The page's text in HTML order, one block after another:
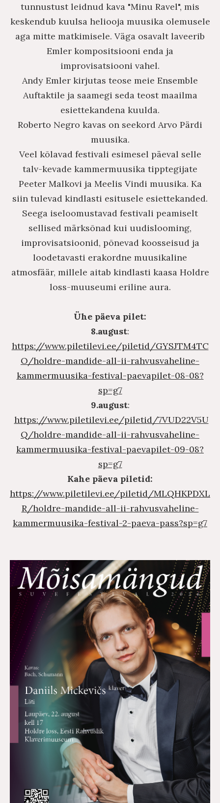
tunnustust leidnud kava "Minu Ravel", mis
keskendub kuulsa heliooja muusika olemusele
aga mitte matkimisele. Väga osavalt laveerib
Emler kompositsiooni enda ja
improvisatsiooni vahel.
Andy Emler kirjutas teose meie Ensemble
Auftaktile ja saamegi seda teost maailma
esiettekandena kuulda.
Roberto Negro kavas on seekord Arvo Pärdi
muusika.
Veel kõlavad festivali esimesel päeval selle
talv-kevade kammermuusika tipptegijate
Peeter Malkovi ja Meelis Vindi muusika. Ka
siin tulevad kindlasti esitusele esiettekanded.
Seega iseloomustavad festivali peamiselt
sellised märksõnad kui uudislooming,
improvisatsioonid, põnevad koosseisud ja
loodetavasti erakordne muusikaline
atmosfäär, millele aitab kindlasti kaasa Holdre
loss-muuseumi eriline aura.
Ühe päeva pilet:
8.august:
https://www.piletilevi.ee/piletid/GYSJTM4TC
O/holdre-mandide-all-ii-rahvusvaheline-
kammermuusika-festival-paevapilet-08-08?
sp=g7
9.august:
https://www.piletilevi.ee/piletid/7VUD22V5U
Q/holdre-mandide-all-ii-rahvusvaheline-
kammermuusika-festival-paevapilet-09-08?
sp=g7
Kahe päeva piletid:
https://www.piletilevi.ee/piletid/MLQHKPDXL
R/holdre-mandide-all-ii-rahvusvaheline-
kammermuusika-festival-2-paeva-pass?sp=g7